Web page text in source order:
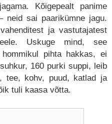
Kõigepealt panime
neid sai paarikümne jagu.
ja vastutajatest
Uskuge mind, see
pihta hakkas, ei
160 purki suppi, leib
tee, kohv, puud, katlad ja
tuli kaasa võtta.